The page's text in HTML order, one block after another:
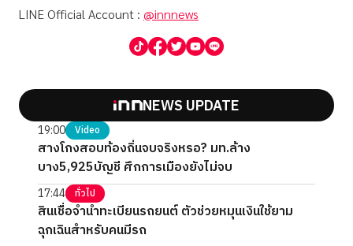
LINE Official Account : @innnews
NEWS UPDATE
19:00 Video
สางโกงสอบท้องถิ่นจบจริงหรอ? มท.ล้าง
บาง5,925บัญชี ศึกการเมืองยังไม่จบ
17:44 ทั่วไป
สินเชื่อจำนำทะเบียนรถยนต์ ตัวช่วยหมุนเงินใช้ยาม
ฉุกเฉินสำหรับคนมีรถ